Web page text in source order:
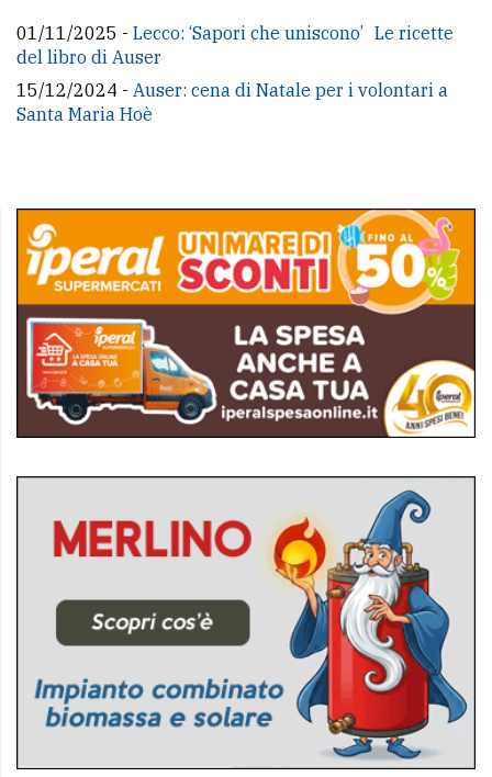
01/11/2025 - Lecco: ‘Sapori che uniscono’ Le ricette
del libro di Auser
15/12/2024 - Auser: cena di Natale per i volontari a
Santa Maria Hoè